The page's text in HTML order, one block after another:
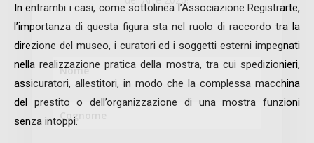
In entrambi i casi, come sottolinea l’Associazione Registrarte,
l’importanza di questa figura sta nel ruolo di raccordo tra la
direzione del museo, i curatori ed i soggetti esterni impegnati
nella realizzazione pratica della mostra, tra cui spedizionieri,
assicuratori, allestitori, in modo che la complessa macchina
del prestito o dell’organizzazione di una mostra funzioni
senza intoppi.